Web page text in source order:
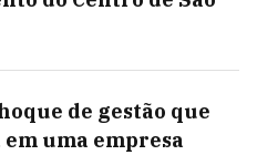
de gestão que
uma empresa